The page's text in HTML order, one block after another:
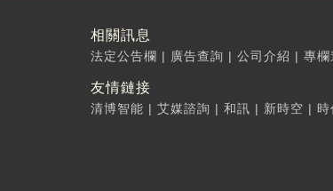
相關訊息
法定公告欄 | 廣告查詢 | 公司介紹 | 專欄
友情鏈接
清博智能 | 艾媒諮詢 | 和訊 | 新時空 | 時